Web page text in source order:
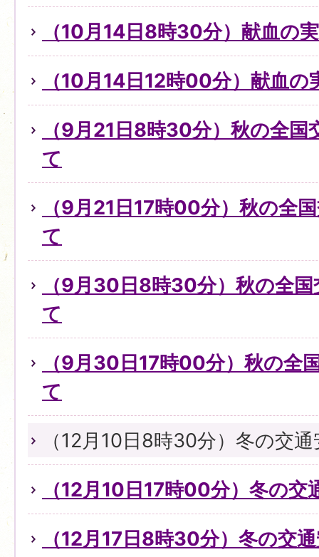
（10月14日8時30分）献血の
（10月14日12時00分）献血の
（9月21日8時30分）秋の全国
て
（9月21日17時00分）秋の全
て
（9月30日8時30分）秋の全
て
（9月30日17時00分）秋の全
て
（12月10日8時30分）冬の交
（12月10日17時00分）冬の
（12月17日8時30分）冬の交